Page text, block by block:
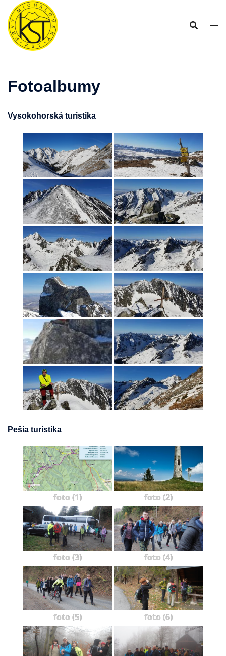
Preskočiť
obsah
Fotoalbumy
Vysokohorská turistika
Pešia turistika
foto (1) foto (2)
foto (3) foto (4)
foto (5) foto (6)